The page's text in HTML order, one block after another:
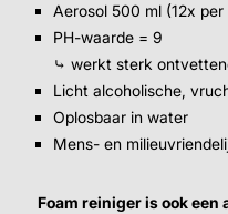
Aerosol 500 ml (12x per
PH-waarde = 9
⤷ werkt sterk
Licht alcoholische,
Oplosbaar in water
Mens- en
Foam reiniger is ook een